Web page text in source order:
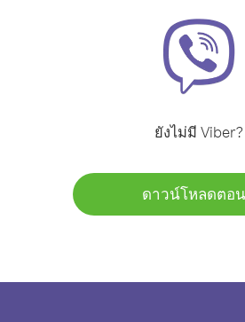
ยังไม่มี Viber?
ดาวน์โหลดตอ